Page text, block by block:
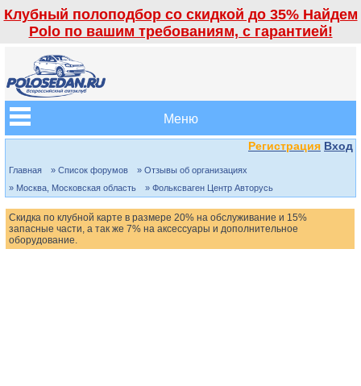
Клубный полоподбор со скидкой до 35% Найдем
Polo по вашим требованиям, с гарантией!
Меню
Регистрация Вход
Главная » Список форумов
» Отзывы об организациях
» Москва, Московская область
» Фольксваген Центр Авторусь
Скидка по клубной карте в размере 20% на обслуживание и 15%
запасные части, а так же 7% на аксессуары и дополнительное
оборудование.